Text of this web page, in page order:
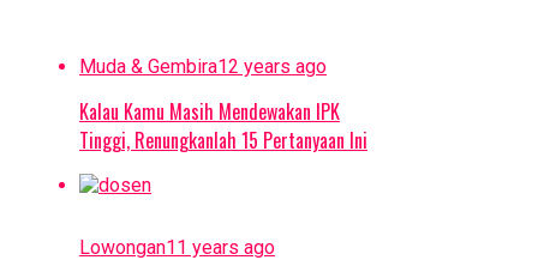
Muda & Gembira12 years ago
Kalau Kamu Masih Mendewakan IPK
Tinggi, Renungkanlah 15 Pertanyaan Ini
Lowongan11 years ago